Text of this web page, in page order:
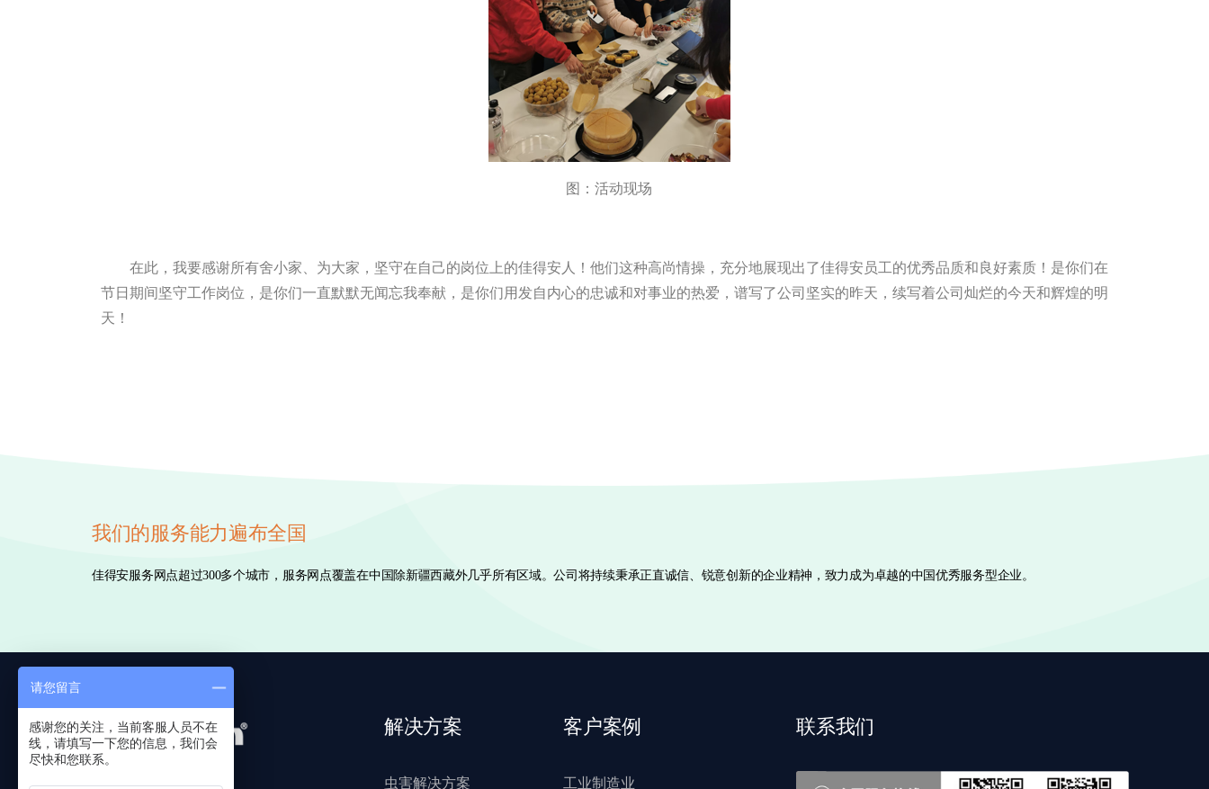
图：活动现场
在此，我要感谢所有舍小家、为大家，坚守在自己的岗位上的佳得安人！ 他们这种高尚情操，充分地展现出了佳得安员工的优秀品质和良好素质 ！ 是你们在
节日期间坚守工作岗位，是你们一直默默无闻忘我奉献，是你们用发自内心的忠诚和对事业的热爱，谱写了公司坚实的昨天，续写着公司灿烂的今天和辉煌的明
天 ！
我们的服务能力遍布全国
佳得安服务网点超过300多个城市，服务网点覆盖在中国除新疆西藏外几乎所有区域。公司将持续秉承正直诚信、锐意创新的企业精神，致力成为卓越的中国优秀服务型企业。
解决方案
虫害解决方案
客户案例
工业制造业
联系我们
请您留言
感谢您的关注，当前客服人员不在
线，请填写一下您的信息，我们会
尽快和您联系。